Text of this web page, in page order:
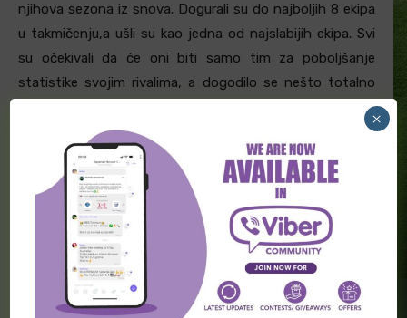
njihova sezona iz snova. Dogurali su do najboljih 8 ekipa
u takmičenju,a ušli su kao jedna od najslabijih ekipa. Svi
su očekivali da će oni biti samo tim za poboljšanje
statistike svojim rivalima, a dogodilo se nešto totalno
drugačije. Odigrali su još jednu sjajnu utakmicu. Iako je
Roma vodila, nisu se predavali, igrali su borbeno do
poslednjeg minuta i nagrađeni su pobedom golom u
poslednjem minutu. Upravo je ta borbenost glavna odlika
njihove igre. Borbenost i ofanzivni stil igre. Napadaju
rivala ma ko on bio, ulaze otvoreno u utakmice i to im
donosi benefite. Na ovom meču će biti bez svog trenera
koji je isključen na tom prvom meču. Na ovo gostovanje
dolaze i sa velikim brojem svojih navijača koji će nositi
×